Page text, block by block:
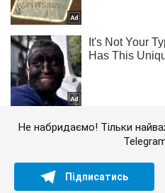
Не набридаємо! Тільки
Підписатись